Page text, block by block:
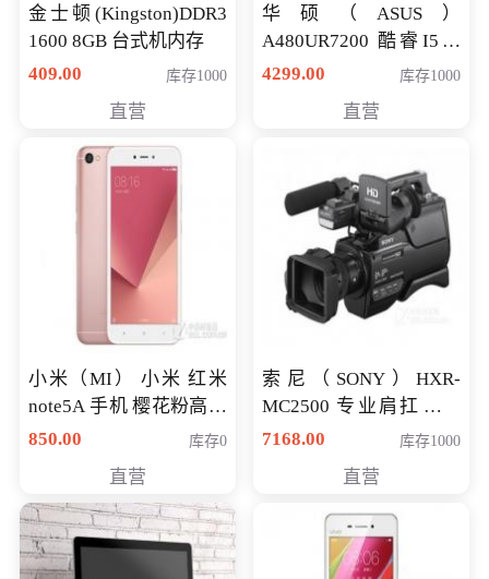
金士顿(Kingston)DDR3
1600 8GB 台式机内存
409.00
库存1000
直营
华硕（ASUS）
A480UR7200 酷睿I5超
薄学生办公游戏独显笔
NV930-2G独
4299.00 库存1000
直营
小米（MI） 小米 红米
note5A 手机 樱花粉高配
版 全网通(3G+32G)
850.00 库存0
直营
索尼（SONY）HXR-
MC2500 专业肩扛式存
储卡全高清摄录一体机
清入门级摄像机
7168.00 库存1000
直营